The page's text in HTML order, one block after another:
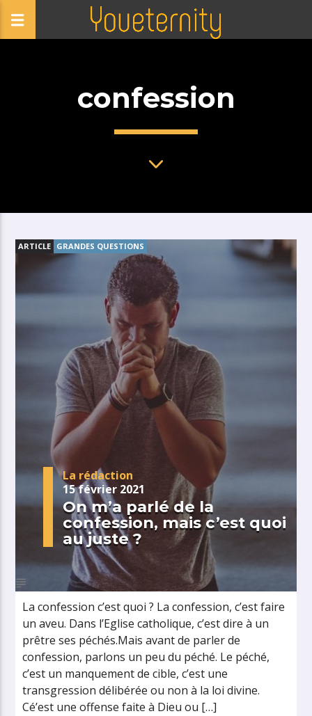
confession
ARTICLE GRANDES QUESTIONS
La rédaction
15 février 2021
On m’a parlé de la
confession, mais c’est quoi
au juste ?
La confession c’est quoi ? La confession, c’est faire
un aveu. Dans l’Eglise catholique, c’est dire à un
prêtre ses péchés.Mais avant de parler de
confession, parlons un peu du péché. Le péché,
c’est un manquement de cible, c’est une
transgression délibérée ou non à la loi divine.
Cé’est une offense faite à Dieu ou […]